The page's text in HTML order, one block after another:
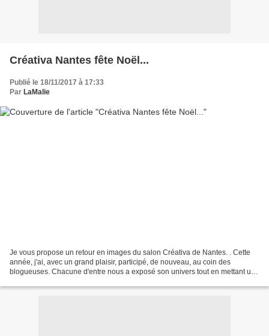
Créativa Nantes fête Noël...
Publié le 18/11/2017 à 17:33
Par LaMalie
Je vous propose un retour en images du salon Créativa de Nantes. . Cette
année, j'ai, avec un grand plaisir, participé, de nouveau, au coin des
blogueuses. Chacune d'entre nous a exposé son univers tout en mettant une